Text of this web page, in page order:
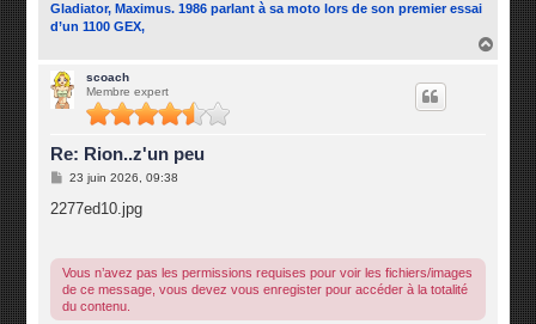
Gladiator, Maximus. 1986 parlant à sa moto lors de son premier essai
d’un 1100 GEX,
scoach
Membre expert
Re: Rion..z'un peu
M
s
e
23 juin 2026, 09:38
2277ed10.jpg
Vous n’avez pas les permissions requises pour voir les fichiers/images
de ce message, vous devez vous enregister pour accéder à la totalité
du contenu.